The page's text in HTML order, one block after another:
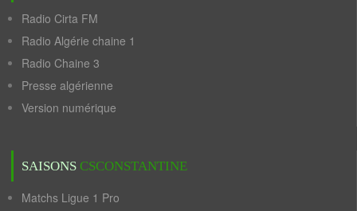
Radio Cirta FM
Radio Algérie chaine 1
Radio Chaine 3
Presse algérienne
Version numérique
SAISONS CSCONSTANTINE
Matchs Ligue 1 Pro